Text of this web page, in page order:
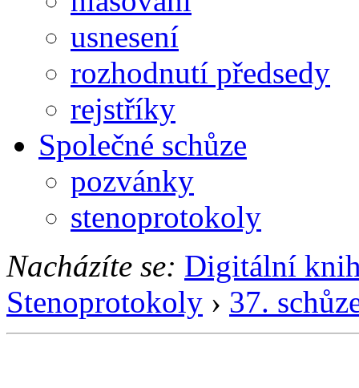
usnesení
rozhodnutí předsedy
rejstříky
Společné schůze
pozvánky
stenoprotokoly
Nacházíte se: Digitální
Stenoprotokoly › 37.